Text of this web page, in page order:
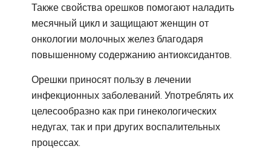
Также свойства орешков помогают наладить
месячный цикл и защищают женщин от
онкологии молочных желез благодаря
повышенному содержанию антиоксидантов.
Орешки приносят пользу в лечении
инфекционных заболеваний. Употреблять их
целесообразно как при гинекологических
недугах, так и при других воспалительных
процессах.